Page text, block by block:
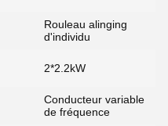
Rouleau alinging
d'individu
2*2.2kW
Conducteur variable
de fréquence